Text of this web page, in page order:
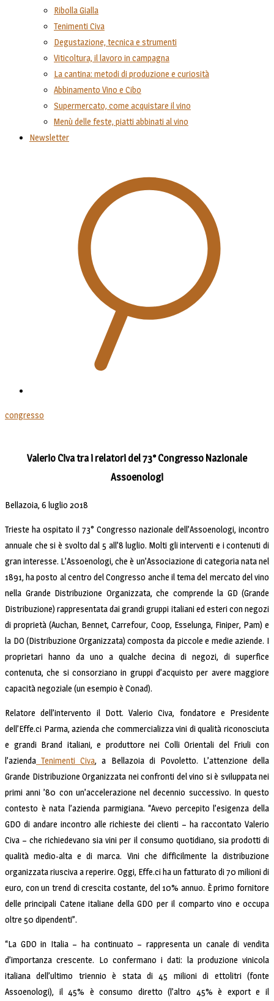
Ribolla Gialla
Tenimenti Civa
Degustazione, tecnica e strumenti
Viticoltura, il lavoro in campagna
La cantina: metodi di produzione e curiosità
Abbinamento Vino e Cibo
Supermercato, come acquistare il vino
Menù delle feste, piatti abbinati al vino
Newsletter
congresso
Valerio Civa tra i relatori del 73° Congresso Nazionale
Assoenologi
Bellazoia, 6 luglio 2018
Trieste ha ospitato il 73° Congresso nazionale dell’Assoenologi, incontro
annuale che si è svolto dal 5 all’8 luglio. Molti gli interventi e i contenuti di
gran interesse. L’Assoenologi, che è un’Associazione di categoria nata nel
1891, ha posto al centro del Congresso anche il tema del mercato del vino
nella Grande Distribuzione Organizzata, che comprende la GD (Grande
Distribuzione) rappresentata dai grandi gruppi italiani ed esteri con negozi
di proprietà (Auchan, Bennet, Carrefour, Coop, Esselunga, Finiper, Pam) e
la DO (Distribuzione Organizzata) composta da piccole e medie aziende. I
proprietari hanno da uno a qualche decina di negozi, di superfice
contenuta, che si consorziano in gruppi d’acquisto per avere maggiore
capacità negoziale (un esempio è Conad).
Relatore dell’intervento il Dott. Valerio Civa, fondatore e Presidente
dell’Effe.ci Parma, azienda che commercializza vini di qualità riconosciuta
e grandi Brand italiani, e produttore nei Colli Orientali del Friuli con
l’azienda Tenimenti Civa, a Bellazoia di Povoletto. L’attenzione della
Grande Distribuzione Organizzata nei confronti del vino si è sviluppata nei
primi anni ’80 con un’accelerazione nel decennio successivo. In questo
contesto è nata l’azienda parmigiana. “Avevo percepito l’esigenza della
GDO di andare incontro alle richieste dei clienti – ha raccontato Valerio
Civa – che richiedevano sia vini per il consumo quotidiano, sia prodotti di
qualità medio-alta e di marca. Vini che difficilmente la distribuzione
organizzata riusciva a reperire. Oggi, Effe.ci ha un fatturato di 70 milioni di
euro, con un trend di crescita costante, del 10% annuo. È primo fornitore
delle principali Catene italiane della GDO per il comparto vino e occupa
oltre 50 dipendenti”.
“La GDO in Italia – ha continuato – rappresenta un canale di vendita
d’importanza crescente. Lo confermano i dati: la produzione vinicola
italiana dell’ultimo triennio è stata di 45 milioni di ettolitri (fonte
Assoenologi), il 45% è consumo diretto (l’altro 45% è export e il